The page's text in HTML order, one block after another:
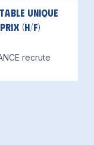
unique
(H/F)
recrute